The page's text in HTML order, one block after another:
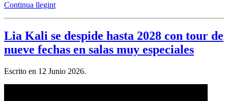
Continua llegint
Lia Kali se despide hasta 2028 con tour de
nueve fechas en salas muy especiales
Escrito en 12 Junio 2026.